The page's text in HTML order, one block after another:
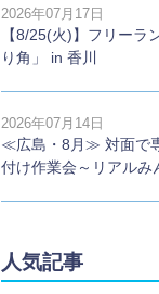
2026年07月17日
【8/25(火)】フリーラ
り角」 in 香川
2026年07月14日
≪広島・8月≫ 対面で
付け作業会～リアルみ
人気記事